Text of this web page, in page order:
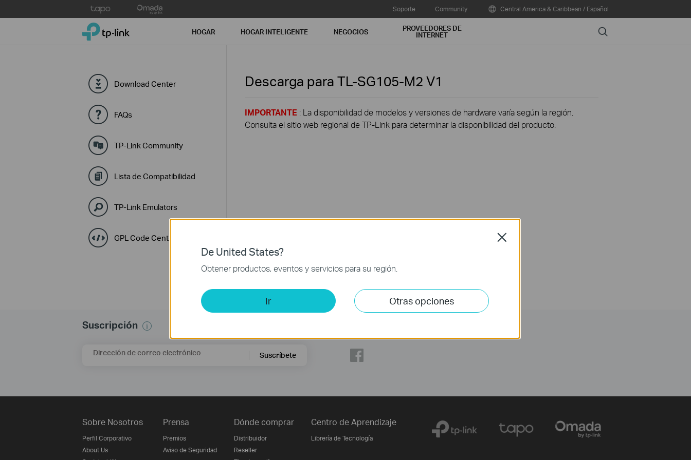
to
Soporte Community Central America & Caribbean / Español
TP-Link, Reliably Smart HOGAR HOGAR INTELIGENTE NEGOCIOS PROVEEDORES DE
INTERNET Search
Download Center
FAQs
TP-Link Community
Lista de Compatibilidad
TP-Link Emulators
GPL Code Center
Descarga para TL-SG105-M2 V1
IMPORTANTE : La disponibilidad de modelos y versiones de hardware varía según la región.
Consulta el sitio web regional de TP-Link para determinar la disponibilidad del producto.
Suscripción
Dirección de correo electrónico Suscríbete
Sobre Nosotros
Perfil Corporativo
About Us
Prensa
Premios
Aviso de Seguridad
Dónde comprar
Distribuidor
Reseller
Centro de Aprendizaje
Librería de Tecnología
De United States?
Obtener productos, eventos y servicios para su región.
Ir Otras opciones
Close